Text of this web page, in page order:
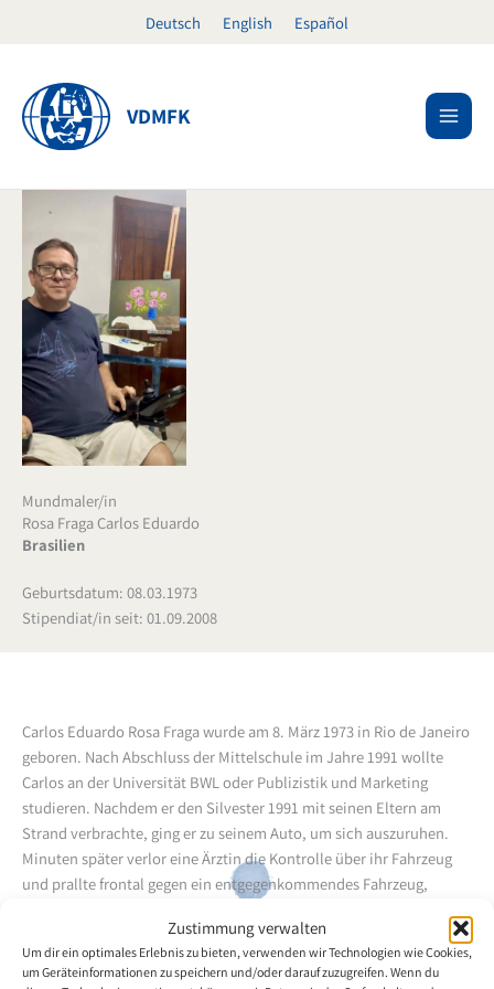
Zustimmung verwalten
Um dir ein optimales Erlebnis zu bieten, verwenden wir Technologien wie Cookies,
um Geräteinformationen zu speichern und/oder darauf zuzugreifen. Wenn du
Deutsch English Español
VDMFK
Mundmaler/in
Rosa Fraga Carlos Eduardo
Brasilien
Geburtsdatum: 08.03.1973
Stipendiat/in seit: 01.09.2008
Carlos Eduardo Rosa Fraga wurde am 8. März 1973 in Rio de Janeiro
geboren. Nach Abschluss der Mittelschule im Jahre 1991 wollte
Carlos an der Universität BWL oder Publizistik und Marketing
studieren. Nachdem er den Silvester 1991 mit seinen Eltern am
Strand verbrachte, ging er zu seinem Auto, um sich auszuruhen.
Minuten später verlor eine Ärztin die Kontrolle über ihr Fahrzeug
und prallte frontal gegen ein entgegenkommendes Fahrzeug,
Carlos Eduardo Rosa Fraga stiess. Infolge davon erlitt er irreversible
Verletzungen der Halswirbelsäule und wurde somit zum
Tetraplegiker. 2004 machte er die Bekanntschaft mit dem VDMFK-